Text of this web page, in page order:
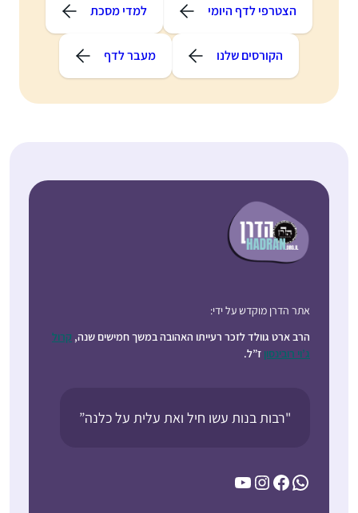
הצטרפי לדף היומי למדי מסכת
הקורסים שלנו מעבר לדף
אתר הדרן מוקדש על ידי:
הרב ארט גוולד לזכר רעייתו האהובה במשך חמישים שנה, קרול
ג’וי רובינסון ז”ל.
"רבות בנות עשו חיל ואת עלית על כלנה”
WhatsApp
Facebook
Instagram
YouTube